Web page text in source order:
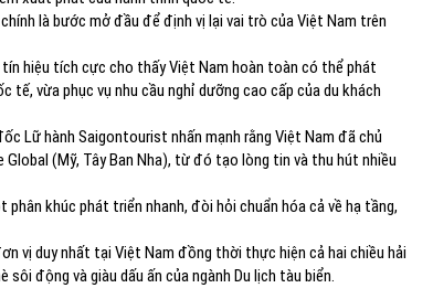
là bước mở đầu để định vị lại vai trò của Việt Nam trên
tín hiệu tích cực cho thấy Việt Nam hoàn toàn có thể phát
vừa phục vụ nhu cầu nghỉ dưỡng cao cấp của du khách
Lữ hành Saigontourist nhấn mạnh rằng Việt Nam đã chủ
(Mỹ, Tây Ban Nha), từ đó tạo lòng tin và thu hút nhiều
khúc phát triển nhanh, đòi hỏi chuẩn hóa cả về hạ tầng,
vị duy nhất tại Việt Nam đồng thời thực hiện cả hai chiều hải
động và giàu dấu ấn của ngành Du lịch tàu biển.